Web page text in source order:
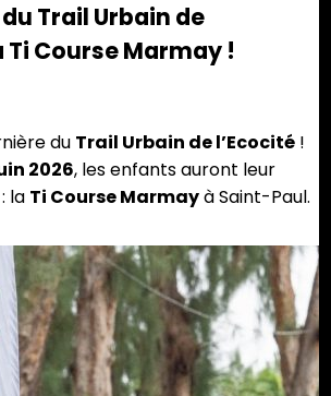
Trail Urbain de
Ti Course Marmay !
du Trail Urbain de l’Ecocité !
2026, les enfants auront leur
la Ti Course Marmayà Saint-Paul.